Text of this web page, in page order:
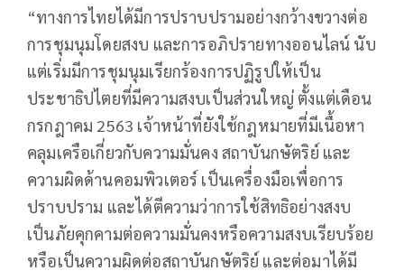
“ทางการไทยได้มีการปราบปรามอย่างกว้างขวางต่อ
การชุมนุมโดยสงบ และการอภิปรายทางออนไลน์ นับ
แต่เริ่มมีการชุมนุมเรียกร้องการปฏิรูปให้เป็น
ประชาธิปไตยที่มีความสงบเป็นส่วนใหญ่ ตั้งแต่เดือน
กรกฎาคม 2563 เจ้าหน้าที่ยังใช้กฎหมายที่มีเนื้อหา
คลุมเครือเกี่ยวกับความมั่นคง สถาบันกษัตริย์ และ
ความผิดด้านคอมพิวเตอร์ เป็นเครื่องมือเพื่อการ
ปราบปราม และได้ตีความว่าการใช้สิทธิอย่างสงบ
เป็นภัยคุกคามต่อความมั่นคงหรือความสงบเรียบร้อย
หรือเป็นความผิดต่อสถาบันกษัตริย์ และต่อมาได้มี